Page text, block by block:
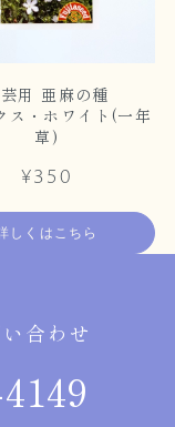
芸用 亜麻の種
ス・ホワイト(一年
草)
¥350
しくはこちら
合わせ